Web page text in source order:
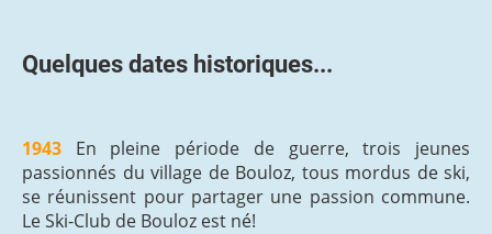
Quelques dates historiques...
1943 En pleine période de guerre, trois jeunes
passionnés du village de Bouloz, tous mordus de ski,
se réunissent pour partager une passion commune.
Le Ski-Club de Bouloz est né!